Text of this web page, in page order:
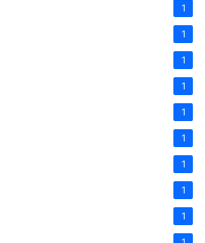
1
1
1
1
1
1
1
1
1